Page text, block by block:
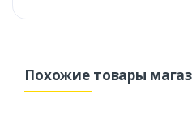
Похожие товары